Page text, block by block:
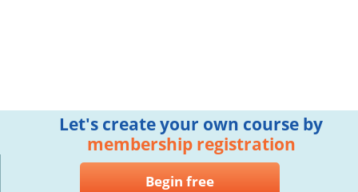
Let's create your own course by
membership registration
Begin free